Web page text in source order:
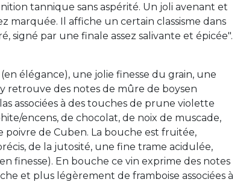
tannique sans aspérité. Un joli avenant et
marquée. Il affiche un certain classisme dans
signé par une finale assez salivante et épicée".
élégance), une jolie finesse du grain, une
retrouve des notes de mûre de boysen
associées à des touches de prune violette
encens, de chocolat, de noix de muscade,
de Cuben. La bouche est fruitée,
de la jutosité, une fine trame acidulée,
finesse). En bouche ce vin exprime des notes
et plus légèrement de framboise associées à